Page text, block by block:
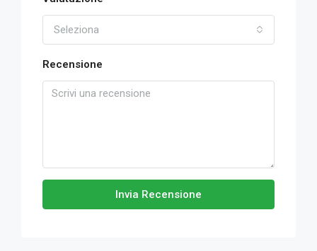
Seleziona
Recensione
Invia Recensione